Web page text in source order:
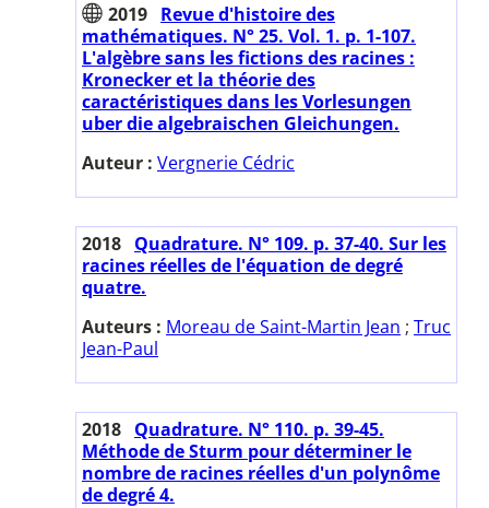
2019 Revue d'histoire des
mathématiques. N° 25. Vol. 1. p. 1-107.
L'algèbre sans les fictions des racines :
Kronecker et la théorie des
caractéristiques dans les Vorlesungen
uber die algebraischen Gleichungen.
Auteur : Vergnerie Cédric
2018 Quadrature. N° 109. p. 37-40. Sur les
racines réelles de l'équation de degré
quatre.
Auteurs : Moreau de Saint-Martin Jean ; Truc
Jean-Paul
2018 Quadrature. N° 110. p. 39-45.
Méthode de Sturm pour déterminer le
nombre de racines réelles d'un polynôme
de degré 4.